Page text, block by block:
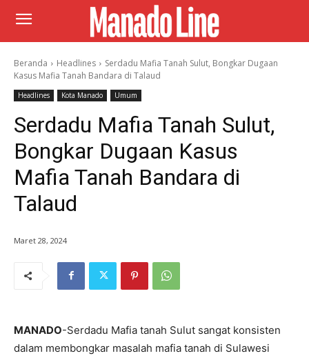
Beranda Headlines
Serdadu Mafia Tanah Sulut, Bongkar Dugaan
Kasus Mafia Tanah Bandara di Talaud
Headlines Kota Manado Umum
Serdadu Mafia Tanah Sulut,
Bongkar Dugaan Kasus
Mafia Tanah Bandara di
Talaud
Maret 28, 2024
MANADO-Serdadu Mafia tanah Sulut sangat konsisten
dalam membongkar masalah mafia tanah di Sulawesi